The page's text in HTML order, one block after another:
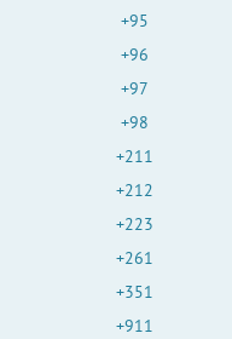
+95
+96
+97
+98
+211
+212
+223
+261
+351
+911